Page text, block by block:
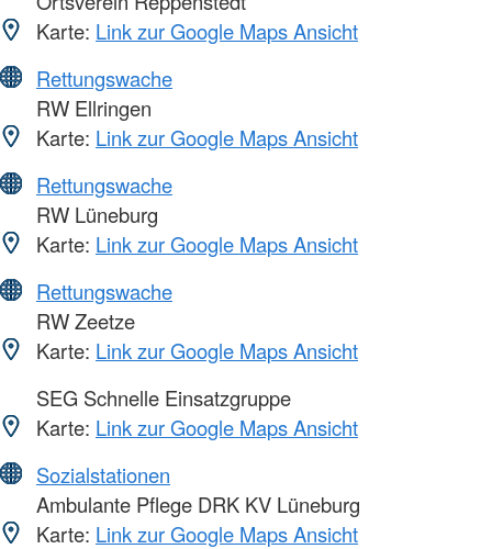
Karte: Link zur Google Maps Ansicht
Rettungswache
RW Ellringen
Karte: Link zur Google Maps Ansicht
Rettungswache
RW Lüneburg
Karte: Link zur Google Maps Ansicht
Rettungswache
RW Zeetze
Karte: Link zur Google Maps Ansicht
SEG Schnelle Einsatzgruppe
Karte: Link zur Google Maps Ansicht
Sozialstationen
Ambulante Pflege DRK KV Lüneburg
Karte: Link zur Google Maps Ansicht